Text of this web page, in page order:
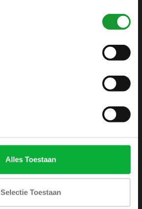
Alles Toestaan
Selectie Toestaan
Disclaimer
Privacy Policy